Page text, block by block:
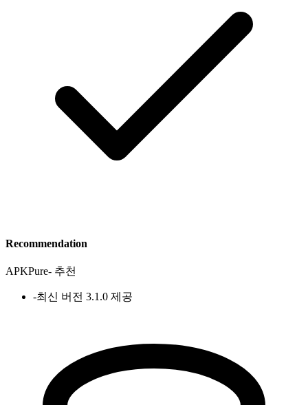
Recommendation
APKPure- 추천
-최신 버전 3.1.0 제공